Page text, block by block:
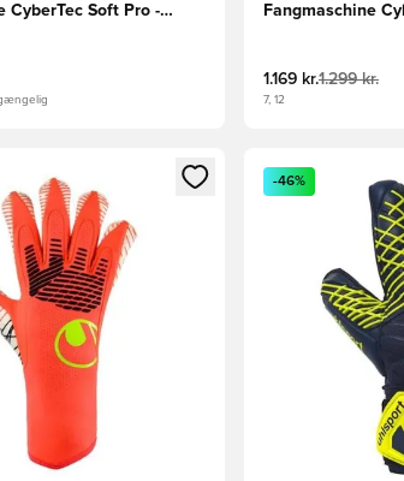
CyberTec Soft Pro -
Fangmaschine
1.169 kr.1.299 kr.
7, 12
til at logge ind eller tilmelde dig som medlem
Åbner en Modal
-46%